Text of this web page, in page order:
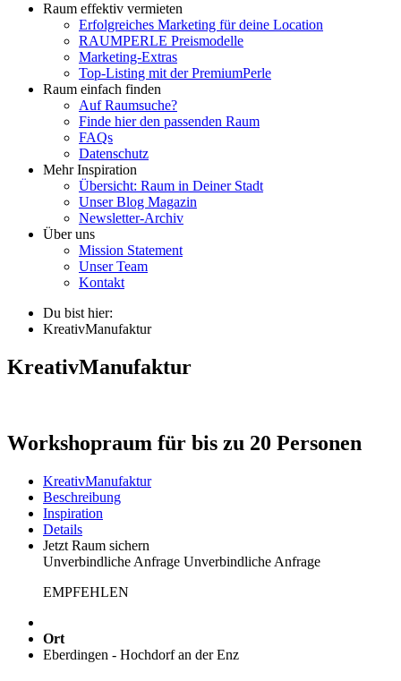
Raum effektiv vermieten
Erfolgreiches Marketing für deine Location
RAUMPERLE Preismodelle
Marketing-Extras
Top-Listing mit der PremiumPerle
Raum einfach finden
Auf Raumsuche?
Finde hier den passenden Raum
FAQs
Datenschutz
Mehr Inspiration
Übersicht: Raum in Deiner Stadt
Unser Blog Magazin
Newsletter-Archiv
Über uns
Mission Statement
Unser Team
Kontakt
Du bist hier:
KreativManufaktur
KreativManufaktur
Workshopraum für bis zu 20 Personen
KreativManufaktur
Beschreibung
Inspiration
Details
Jetzt Raum sichern
Unverbindliche Anfrage Unverbindliche Anfrage
EMPFEHLEN
Ort
Eberdingen - Hochdorf an der Enz